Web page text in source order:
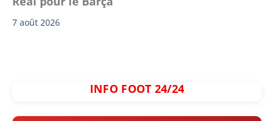
7 août 2026
INFO FOOT 24/24